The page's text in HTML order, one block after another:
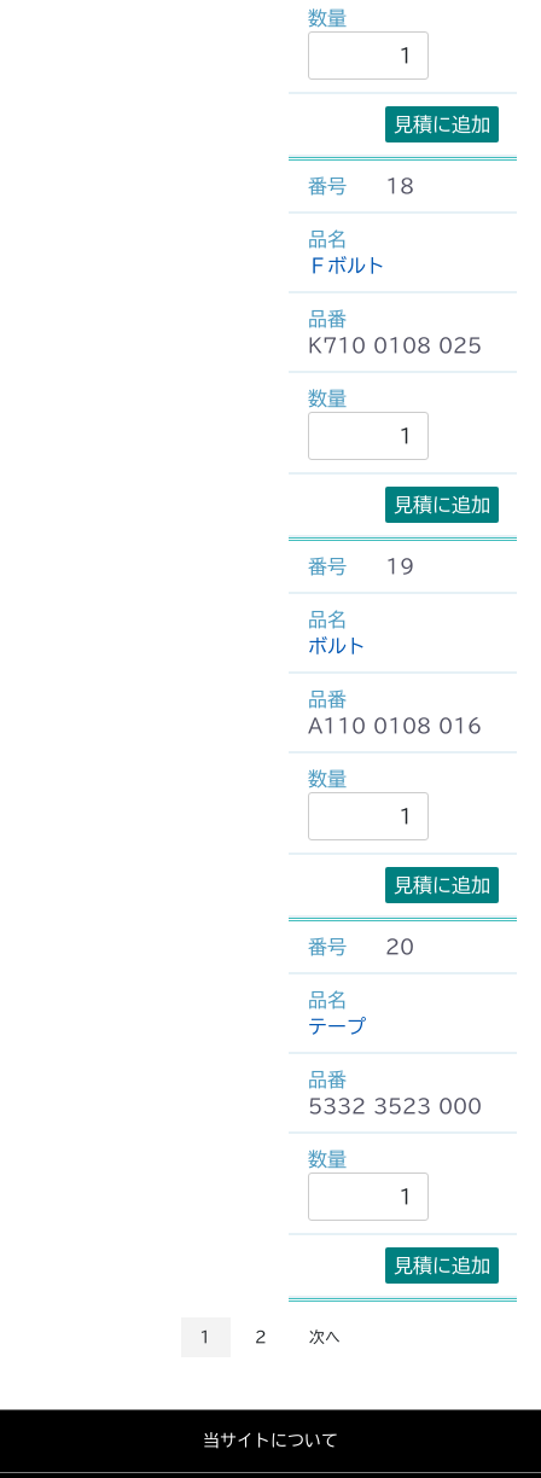
見積に追加
18
Ｆボルト
K710 0108 025
見積に追加
19
ボルト
A110 0108 016
見積に追加
20
テープ
5332 3523 000
見積に追加
1 2 次へ
当サイトについて